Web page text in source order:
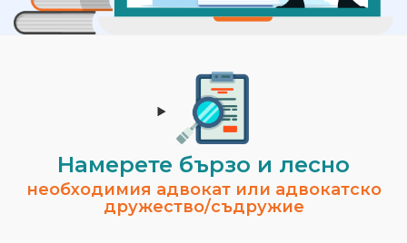
Намерете бързо и лесно
необходимия адвокат или адвокатско
дружество/съдружие